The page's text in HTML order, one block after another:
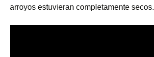
arroyos estuvieran completamente secos.